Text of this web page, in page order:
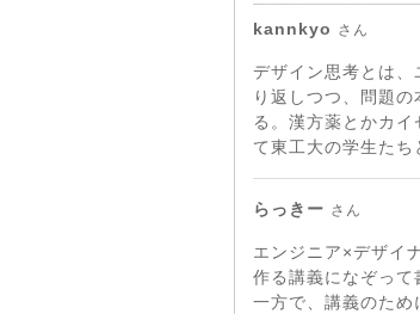
kannkyo さん
デザイン思考とは
り返しつつ、問題
る。漢方薬とかカ
て東工大の学生た
らっきー さん
エンジニア×デザイ
作る講義になぞって
一方で、講義のため